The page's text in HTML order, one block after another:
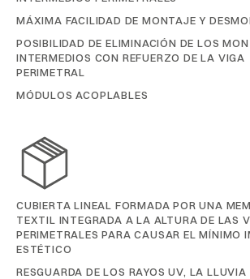
MÁXIMA FACILIDAD DE MONTAJE Y
POSIBILIDAD DE ELIMINACIÓN DE LOS
INTERMEDIOS CON REFUERZO DE LA VIGA
PERIMETRAL
MÓDULOS ACOPLABLES
CUBIERTA LINEAL FORMADA POR UNA
TEXTIL INTEGRADA A LA ALTURA DE LAS
PERIMETRALES PARA CAUSAR EL MÍNIMO
ESTÉTICO
RESGUARDA DE LOS RAYOS UV, LA LLUVIA